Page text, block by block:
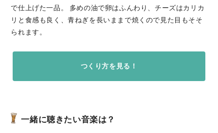
で仕上げた一品。 多めの油で卵はふんわり、チーズはカリカ
リと食感も良く、青ねぎを長いままで焼くので見た目もそそ
られます。
つくり方を見る！
一緒に聴きたい音楽は？